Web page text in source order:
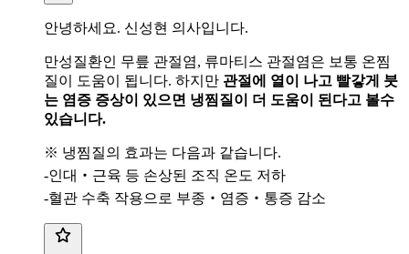
안녕하세요. 신성현 의사입니다.
만성질환인 무릎 관절염, 류마티스 관절염은 보통 온찜
질이 도움이 됩니다. 하지만 관절에 열이 나고 빨갛게 붓
는 염증 증상이 있으면 냉찜질이 더 도움이 된다고 볼수
있습니다.
※ 냉찜질의 효과는 다음과 같습니다.
-인대‧근육 등 손상된 조직 온도 저하
-혈관 수축 작용으로 부종‧염증‧통증 감소